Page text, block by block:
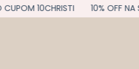
10CHRISTI 10% OFF NA